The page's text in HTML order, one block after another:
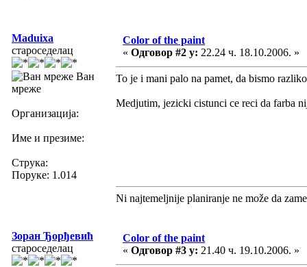
Maduixa
староседелац
Ван
мреже
Организација:
Име и презиме:
Струка:
Поруке: 1.014
Color of the paint
« Одговор #2 у: 22.24 ч. 18.10.2006. »
To je i mani palo na pamet, da bismo
Medjutim, jezicki cistunci ce reci da farba
Ni najtemeljnije planiranje ne može da
Зоран Ђорђевић
староседелац
Color of the paint
« Одговор #3 у: 21.40 ч. 19.10.2006. »